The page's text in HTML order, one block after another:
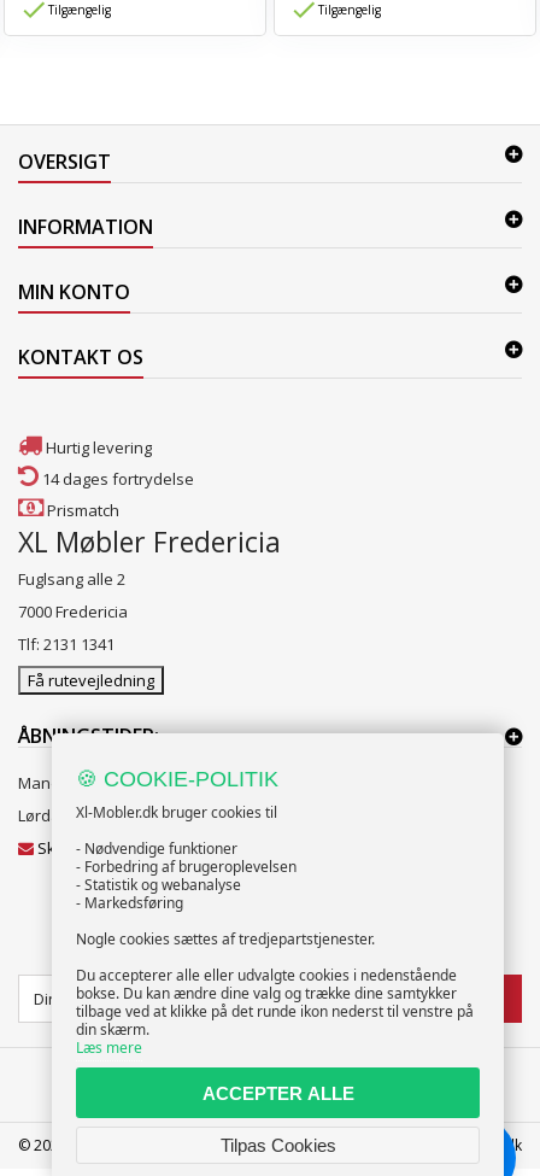
Tilgængelig Tilgængelig
OVERSIGT
INFORMATION
© 2025 XL-Møbler ApS | CVR: 39586207 | FREDERICIA | info@xl-mobler.dk
MIN KONTO
KONTAKT OS
Hurtig levering
14 dages fortrydelse
Prismatch
XL Møbler Fredericia
Fuglsang alle 2
7000 Fredericia
Tlf: 2131 1341
Få rutevejledning
ÅBNINGSTIDER:
Mandag til Fredag 10:00 til 18:00
Lørdag og Søndag 10:00 til 16:00
Skriv til vores kundeservice
NYHEDSBREV
TILMELD
🍪 COOKIE-POLITIK
Xl-Mobler.dk bruger cookies til
- Nødvendige funktioner
- Forbedring af brugeroplevelsen
- Statistik og webanalyse
- Markedsføring
Nogle cookies sættes af tredjepartstjenester.
Du accepterer alle eller udvalgte cookies i nedenstående
bokse. Du kan ændre dine valg og trække dine samtykker
tilbage ved at klikke på det runde ikon nederst til venstre på
din skærm.
Læs mere
ACCEPTER ALLE
Tilpas Cookies